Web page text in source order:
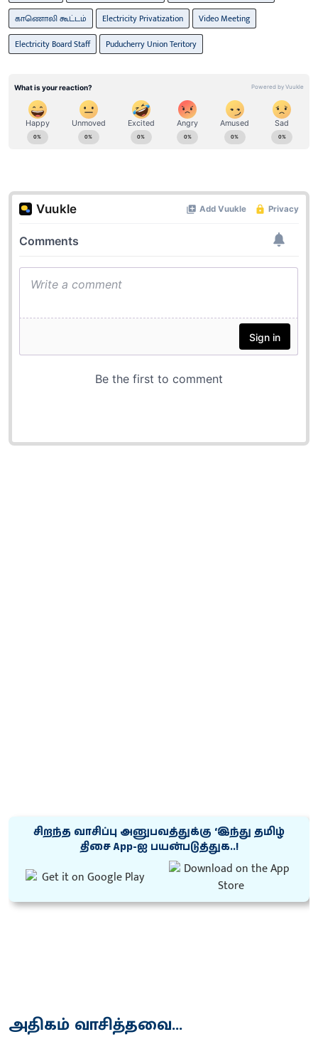
காணொலி கூட்டம் Electricity Privatization
Video Meeting
Electricity Board Staff
Puducherry Union Teritory
சிறந்த வாசிப்பு அனுபவத்துக்கு ‘இந்து தமிழ்
திசை App-ஐ பயன்படுத்துக..!
அதிகம் வாசித்தவை...